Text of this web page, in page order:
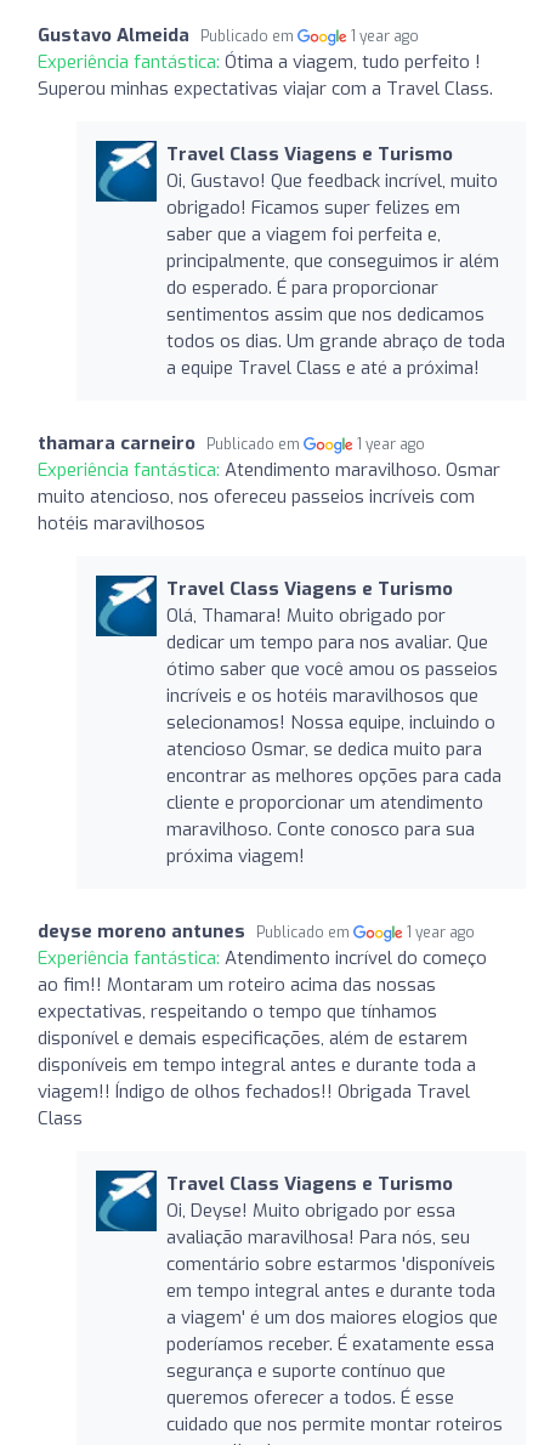
Gustavo Almeida Publicado em 1 year ago
Experiência fantástica: Ótima a viagem, tudo perfeito !
Superou minhas expectativas viajar com a Travel Class.
Travel Class Viagens e Turismo
Oi, Gustavo! Que feedback incrível, muito
obrigado! Ficamos super felizes em
saber que a viagem foi perfeita e,
principalmente, que conseguimos ir além
do esperado. É para proporcionar
sentimentos assim que nos dedicamos
todos os dias. Um grande abraço de toda
a equipe Travel Class e até a próxima!
thamara carneiro Publicado em 1 year ago
Experiência fantástica: Atendimento maravilhoso. Osmar
muito atencioso, nos ofereceu passeios incríveis com
hotéis maravilhosos
Travel Class Viagens e Turismo
Olá, Thamara! Muito obrigado por
dedicar um tempo para nos avaliar. Que
ótimo saber que você amou os passeios
incríveis e os hotéis maravilhosos que
selecionamos! Nossa equipe, incluindo o
atencioso Osmar, se dedica muito para
encontrar as melhores opções para cada
cliente e proporcionar um atendimento
maravilhoso. Conte conosco para sua
próxima viagem!
deyse moreno antunes Publicado em 1 year ago
Experiência fantástica: Atendimento incrível do começo
ao fim!! Montaram um roteiro acima das nossas
expectativas, respeitando o tempo que tínhamos
disponível e demais especificações, além de estarem
disponíveis em tempo integral antes e durante toda a
viagem!! Índigo de olhos fechados!! Obrigada Travel
Class
Travel Class Viagens e Turismo
Oi, Deyse! Muito obrigado por essa
avaliação maravilhosa! Para nós, seu
comentário sobre estarmos 'disponíveis
em tempo integral antes e durante toda
a viagem' é um dos maiores elogios que
poderíamos receber. É exatamente essa
segurança e suporte contínuo que
queremos oferecer a todos. É esse
cuidado que nos permite montar roteiros